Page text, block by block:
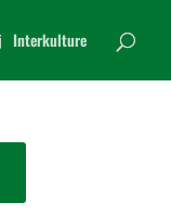
Interkulture